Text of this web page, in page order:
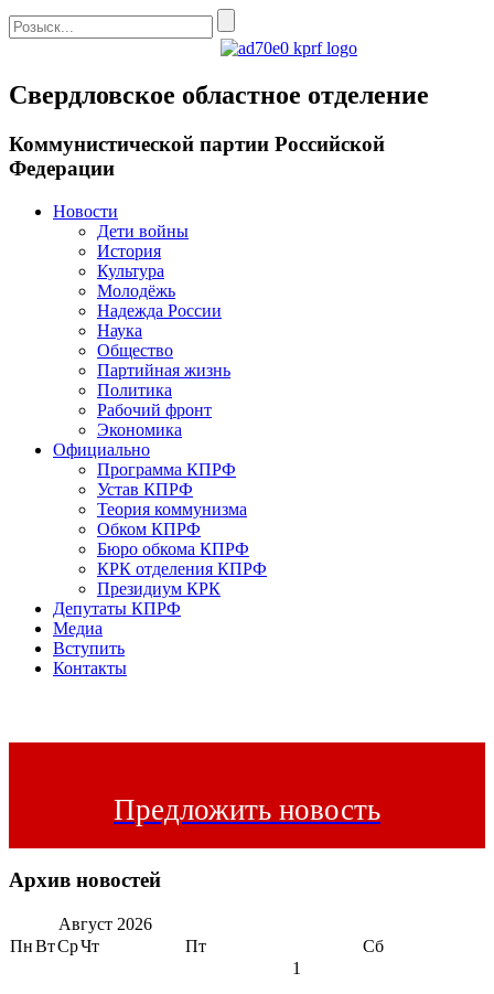
Свердловское областное отделение
Коммунистической партии Российской
Федерации
Новости
Дети войны
История
Культура
Молодёжь
Надежда России
Наука
Общество
Партийная жизнь
Политика
Рабочий фронт
Экономика
Официально
Программа КПРФ
Устав КПРФ
Теория коммунизма
Обком КПРФ
Бюро обкома КПРФ
КРК отделения КПРФ
Президиум КРК
Депутаты КПРФ
Медиа
Вступить
Контакты
Предложить новость
Архив новостей
Август 2026
ПнВтСрЧт Пт Сб
1